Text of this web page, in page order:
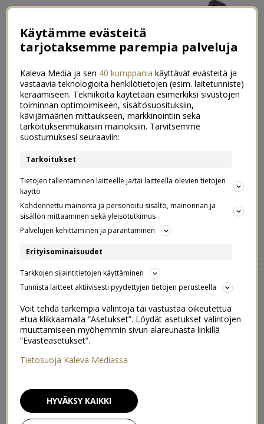
←Toivepostaus: Vauva-Iina
Viikonlopun kuulumisia ja ihana paketti!
Tykkää meistä facebookissa +
Nimiasiaa!
30.06.2012
Eli mäkin päätin tehdä mun blogillefacebook -sivun
sitä on usein pyydelty! Tein tuon sivuston jo varmaan
kuukausi sitten mutta tekniikan ihmelapsena en saanut
siitä sellaista kuin halusin ennen kuin vasta tänään
istuttuani kunnolla alas sitä pähkäilemään. Kiitos teille
muutamille tykänneille jotka jotenkin kummasti tuon
sivun löysitte siitä huolimatta jo ennen tätä päivää!
Käytämme evästeitä
tarjotaksemme parempia palveluja
Kaleva Media ja sen 40 kumppania käyttävät evästeitä ja
vastaavia teknologioita henkilötietojen (esim. laitetunniste)
keräämiseen. Tekniikoita käytetään esimerkiksi sivustojen
toiminnan optimoimiseen, sisältösuosituksiin,
kävijämäärien mittaukseen, markkinointiin sekä
tarkoituksenmukaisiin mainoksiin. Tarvitsemme
suostumuksesi seuraaviin:
Tarkoitukset
Tietojen tallentaminen laitteelle ja/tai laitteella olevien tietojen
käyttö
Kohdennettu mainonta ja personoitu sisältö, mainonnan ja
sisällön mittaaminen sekä yleisötutkimus
Palvelujen kehittäminen ja parantaminen
Erityisominaisuudet
Tarkkojen sijaintitietojen käyttäminen
Tunnista laitteet aktiivisesti pyydettyjen tietojen perusteella
Voit tehdä tarkempia valintoja tai vastustaa oikeutettua
etua klikkaamalla “Asetukset”. Löydät asetukset valintojen
muuttamiseen myöhemmin sivun alareunasta linkillä
“Evästeasetukset”.
Tietosuoja Kaleva Mediassa
HYVÄKSY KAIKKI